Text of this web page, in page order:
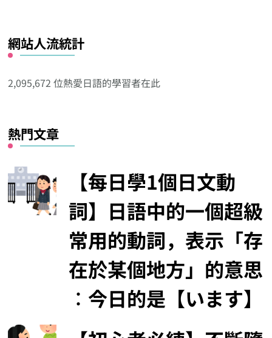
其
他
類
網站人流統計
2,095,672 位熱愛日語的學習者在此
熱門文章
【每日學1個日文動
詞】日語中的一個超級
常用的動詞，表示「存
在於某個地方」的意思
︰今日的是【います】